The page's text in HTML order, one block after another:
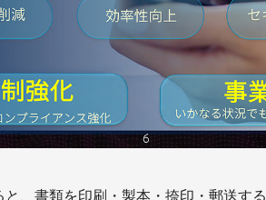
、書類を印刷・製本・捺印・郵送す